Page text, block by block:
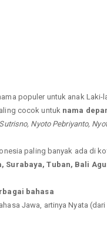
populer untuk anak Laki-
cocok untuk nama
Nyoto Pebriyanto,
paling banyak ada di
Surabaya, Tuban, Bali
bahasa
Jawa, artinya Nyata (dari